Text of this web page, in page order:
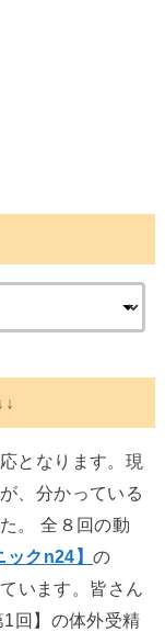
となります。現
、分かっている
。 全８回の動
ックn24】の
います。皆さん
回】の体外受精